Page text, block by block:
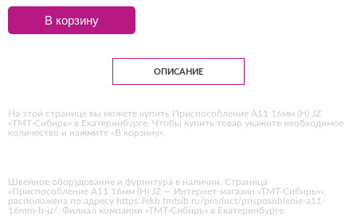
В корзину
ОПИСАНИЕ
На этой странице вы можете купить Приспособление А11 16мм (H) JZ
«ТМТ-Сибирь» в Екатеринбурге. Чтобы купить товар укажите необходимое
количество и нажмите «В корзину».
Швейное оборудование и фурнитура в наличии. Страница
«Приспособление А11 16мм (H) JZ — Интернет-магазин «ТМТ-Сибирь»»,
расположена по адресу https://ekb.tmtsib.ru/product/prisposoblenie-a11-
16mm-h-jz/. Филиал компании «ТМТ-Сибирь» в Екатеринбурге.